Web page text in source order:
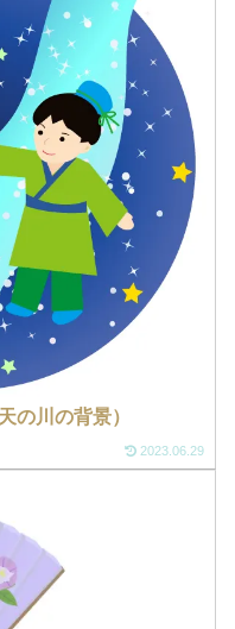
川の背景）
2023.06.29